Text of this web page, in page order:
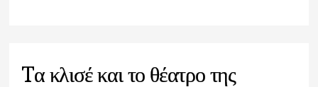
Tα κλισέ και το θέατρο της